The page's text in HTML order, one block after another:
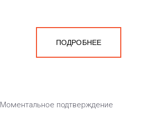
ПОДРОБНЕЕ
Моментальное подтверждение